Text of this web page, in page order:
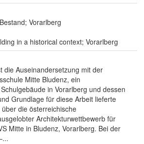
Vorarlberg
in a historical context; Vorarlberg
die Auseinandersetzung mit der
Mitte Bludenz, ein
in Vorarlberg und dessen
Grundlage für diese Arbeit lieferte
die österreichische
Architekturwettbewerb für
Mitte in Bludenz, Vorarlberg. Bei der